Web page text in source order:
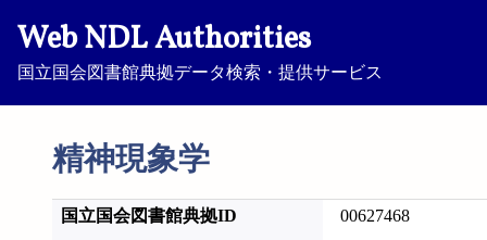
Web NDL Authorities
国立国会図書館典拠データ検索・提供サービス
精神現象学
国立国会図書館典拠ID 00627468